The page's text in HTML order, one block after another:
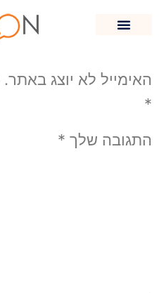
כתיבת תגובה
האימייל לא יוצג באתר.
*
התגובה שלך *